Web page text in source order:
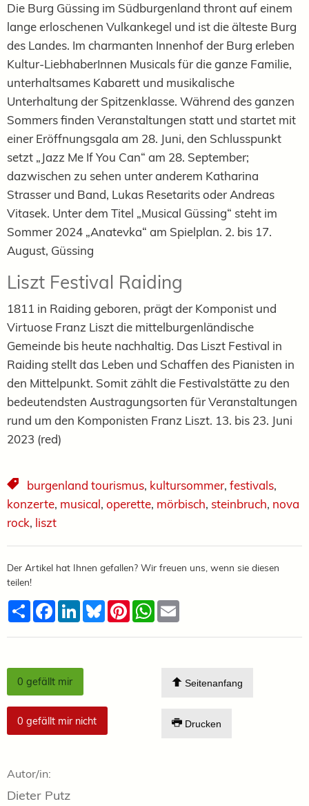
Die Burg Güssing im Südburgenland thront auf einem
lange erloschenen Vulkankegel und ist die älteste Burg
des Landes. Im charmanten Innenhof der Burg erleben
Kultur-LiebhaberInnen Musicals für die ganze Familie,
unterhaltsames Kabarett und musikalische
Unterhaltung der Spitzenklasse. Während des ganzen
Sommers finden Veranstaltungen statt und startet mit
einer Eröffnungsgala am 28. Juni, den Schlusspunkt
setzt „Jazz Me If You Can“ am 28. September;
dazwischen zu sehen unter anderem Katharina
Strasser und Band, Lukas Resetarits oder Andreas
Vitasek. Unter dem Titel „Musical Güssing“ steht im
Sommer 2024 „Anatevka“ am Spielplan. 2. bis 17.
August, Güssing
Liszt Festival Raiding
1811 in Raiding geboren, prägt der Komponist und
Virtuose Franz Liszt die mittelburgenländische
Gemeinde bis heute nachhaltig. Das Liszt Festival in
Raiding stellt das Leben und Schaffen des Pianisten in
den Mittelpunkt. Somit zählt die Festivalstätte zu den
bedeutendsten Austragungsorten für Veranstaltungen
rund um den Komponisten Franz Liszt. 13. bis 23. Juni
2023 (red)
burgenland tourismus, kultursommer, festivals,
konzerte, musical, operette, mörbisch, steinbruch, nova
rock, liszt
Der Artikel hat Ihnen gefallen? Wir freuen uns, wenn sie diesen
teilen!
TeilenFacebook
LinkedInBlueskyPinterestWhatsApp
0 gefällt mir
0 gefällt mir nicht
Seitenanfang
Drucken
Autor/in:
Dieter Putz